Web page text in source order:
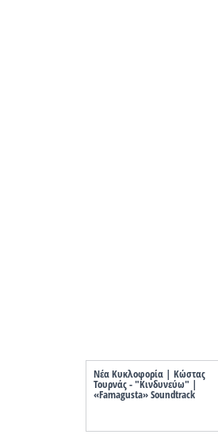
Νέα Κυκλοφορία | Κώστας
Τουρνάς - "Κινδυνεύω" |
«Famagusta» Soundtrack